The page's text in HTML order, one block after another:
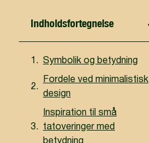
Indholdsfortegnelse
Symbolik og betydning
Fordele ved minimalistisk
design
Inspiration til små
tatoveringer med
betydning